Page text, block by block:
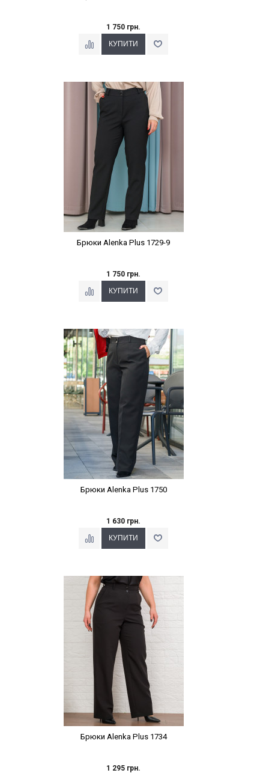
1 750 грн.
Наклейки Варіант з %
Брюки Alenka Plus 1729-9
1 750 грн.
Наклейки Варіант з %
Брюки Alenka Plus 1750
1 630 грн.
Наклейки Варіант з %
Брюки Alenka Plus 1734
1 295 грн.